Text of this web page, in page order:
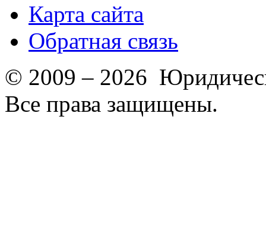
Карта сайта
Обратная связь
© 2009 – 2026
Все права защищены.